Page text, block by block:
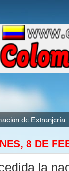
de Extranjería
8 DE
la